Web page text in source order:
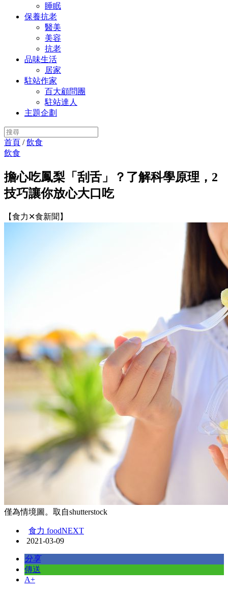
睡眠
保養抗老
醫美
美容
抗老
品味生活
居家
駐站作家
百大顧問團
駐站達人
主題企劃
首頁 /飲食
飲食
擔心吃鳳梨「刮舌」？了解科學原理，2
技巧讓你放心大口吃
【食力✕食新聞】
僅為情境圖。取自shutterstock
食力 foodNEXT
2021-03-09
分享
傳送
A+